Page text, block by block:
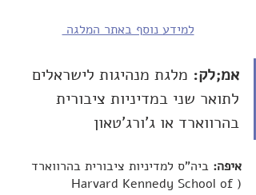
למידע נוסף באתר המלגה
אמ;לק: מלגת מנהיגות לישראלים
לתואר שני במדיניות ציבורית
בהרווארד או ג'ורג'טאון
איפה: ביה"ס למדיניות ציבורית בהרווארד
(Harvard Kennedy School of